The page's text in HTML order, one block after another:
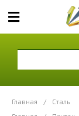
Главная /
Сталь